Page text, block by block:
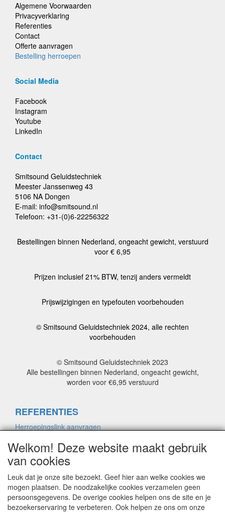
Algemene Voorwaarden
Privacyverklaring
Referenties
Contact
Offerte aanvragen
Bestelling herroepen
Social Media
Facebook
Instagram
Youtube
LinkedIn
Contact
Smitsound Geluidstechniek
Meester Janssenweg 43
5106 NA Dongen
E-mail: info@smitsound.nl
Telefoon: +31-(0)6-22256322
Bestellingen binnen Nederland, ongeacht gewicht, verstuurd
voor € 6,95
Prijzen inclusief 21% BTW, tenzij anders vermeldt
Prijswijzigingen en typefouten voorbehouden
© Smitsound Geluidstechniek 2024, alle rechten
voorbehouden
© Smitsound Geluidstechniek 2023
Alle bestellingen binnen Nederland, ongeacht gewicht,
worden voor €6,95 verstuurd
REFERENTIES
Herroepingslink aanvragen
ALGEMENE VOORWAARDEN
Herroepingslink aanvragen
PRIVACYVERKLARING
Welkom! Deze website maakt gebruik
van cookies
Leuk dat je onze site bezoekt. Geef hier aan welke cookies we
mogen plaatsen. De noodzakelijke cookies verzamelen geen
persoonsgegevens. De overige cookies helpen ons de site en je
bezoekerservaring te verbeteren. Ook helpen ze ons om onze